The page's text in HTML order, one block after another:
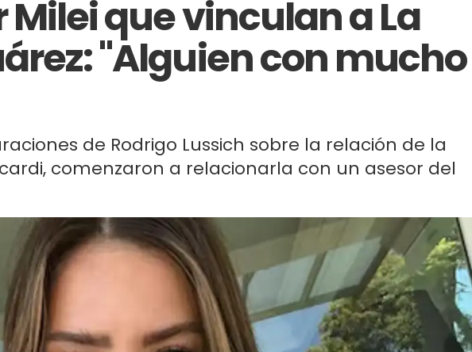
Milei que vinculan a La
"Alguien con mucho
de Rodrigo Lussich sobre la relación de la
comenzaron a relacionarla con un asesor del